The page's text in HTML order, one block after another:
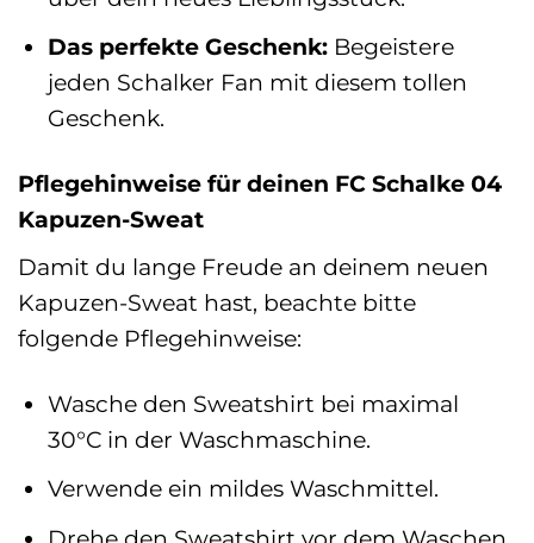
Das perfekte Geschenk:Begeistere
jeden Schalker Fan mit diesem tollen
Geschenk.
Pflegehinweise für deinen FC Schalke 04
Kapuzen-Sweat
Damit du lange Freude an deinem neuen
Kapuzen-Sweat hast, beachte bitte
folgende Pflegehinweise:
Wasche den Sweatshirt bei maximal
30°C in der Waschmaschine.
Verwende ein mildes Waschmittel.